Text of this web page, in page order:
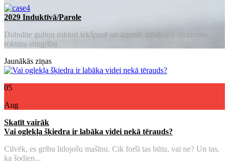
2029 Induktīvā/Parole
Dubultie gultņu rokturi iekšpusē un ārpusē, uzlabojot slēdzenes
roktura stingrību
Jaunākās ziņas
05
Aug
Skatīt vairāk
Vai oglekļa šķiedra ir labāka videi nekā tērauds?
Cilvēk, es gribu lidojošu mašīnu. Cik forši tas būtu, vai ne? Un tas,
ka šodien...